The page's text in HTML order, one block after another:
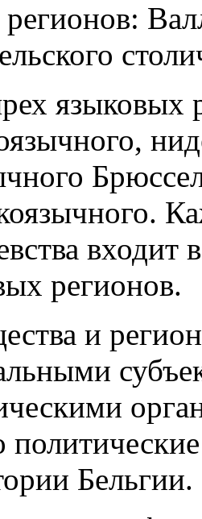
регионов:
языковых
входит
регионов.
и
Бельгии.